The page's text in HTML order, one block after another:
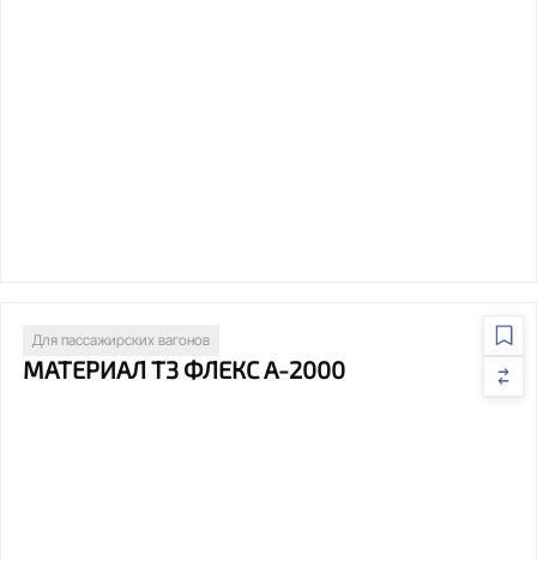
Для пассажирских вагонов
МАТЕРИАЛ Т3 ФЛЕКС А-2000